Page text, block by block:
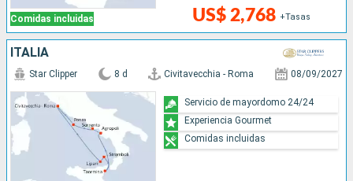
Comidas incluidas US$ 2,768 +Tasas
ITALIA
Star Clipper 8 d Civitavecchia - Roma 08/09/2027
Servicio de mayordomo 24/24
Experiencia Gourmet
Comidas incluidas